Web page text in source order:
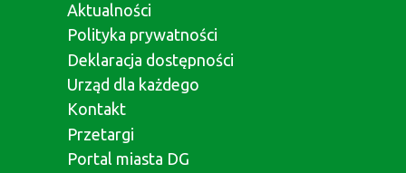
Aktualności
Polityka prywatności
Deklaracja dostępności
Urząd dla każdego
Kontakt
Przetargi
Portal miasta DG